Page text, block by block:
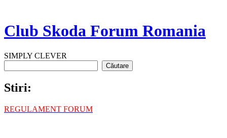
Club Skoda Forum Romania
SIMPLY CLEVER
Stiri:
REGULAMENT FORUM